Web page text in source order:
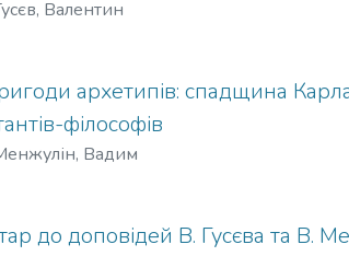
Валентин
архетипів: спадщина
філософів
Вадим
до доповідей В. Гусєва та В.